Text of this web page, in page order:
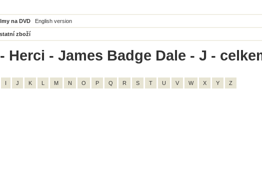
na DVD English version
zboží
Herci - James Badge Dale - J -
I J K L M N O P Q R S T U V W X Y Z